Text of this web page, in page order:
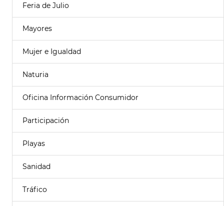
Feria de Julio
Mayores
Mujer e Igualdad
Naturia
Oficina Información Consumidor
Participación
Playas
Sanidad
Tráfico